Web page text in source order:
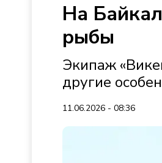
На
рыбы
Экипаж
другие
11.06.2026 - 08:36